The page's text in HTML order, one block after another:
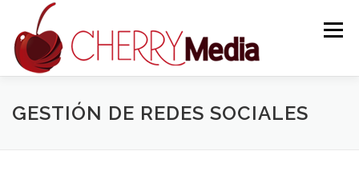
contenido
Menú
SOLICITAR PRESUPUESTO SERVICIOS
GESTIÓN DE REDES SOCIALES